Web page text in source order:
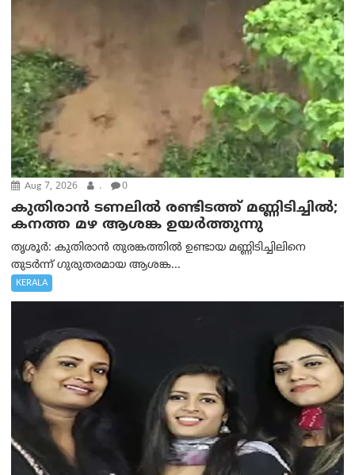
Aug 7, 2026 . 0
കുതിരാൻ ടണലിൽ രണ്ടിടത്ത് മണ്ണിടിച്ചിൽ;
കനത്ത മഴ ആശങ്ക ഉയർത്തുന്നു
തൃശൂർ: കുതിരാൻ തുരങ്കത്തിൽ ഉണ്ടായ മണ്ണിടിച്ചിലിനെ
തുടർന്ന് ഗുരുതരമായ ആശങ്ക...
KERALA